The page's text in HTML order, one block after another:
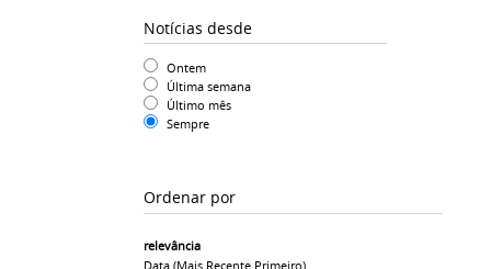
Notícias desde
Ontem
Última semana
Último mês
Sempre
Ordenar por
relevância
Data (mais Recente Primeiro)